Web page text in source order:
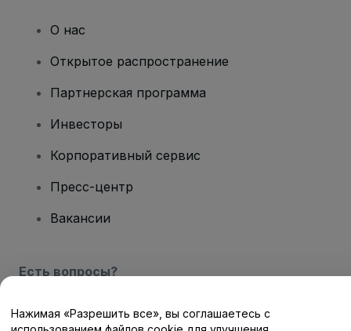
О нас
Открытое распространение
Партнерская программа
Инвесторы
Корпоративный сервис
Пресс-центр
Вакансии
Есть вопросы?
Центр помощи / Свяжитесь с нами
Нажимая «Разрешить все», вы соглашаетесь с